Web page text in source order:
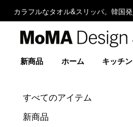
カラフルなタオル&スリッパ。韓国発
新商品 ホーム キッチン
すべてのアイテム
新商品